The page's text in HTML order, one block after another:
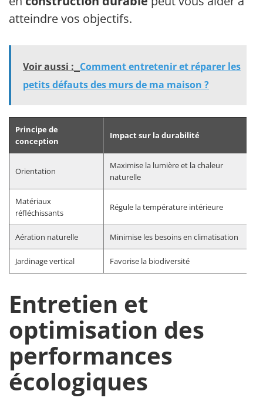
atteindre vos objectifs.
Voir aussi : Comment entretenir et réparer les
petits défauts des murs de ma maison ?
Principe de
conception
Impact sur la durabilité
Orientation
Maximise la lumière et la chaleur
naturelle
Matériaux
réfléchissants
Régule la température intérieure
Aération naturelle Minimise les besoins en climatisation
Jardinage vertical Favorise la biodiversité
Entretien et
optimisation des
performances
écologiques